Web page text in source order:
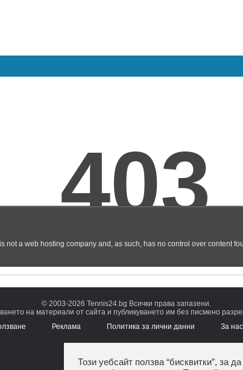
© 2003-2026 Tennis24.bg Всички права запазени.
на материали от сайта и публикуването им без писмено
Реклама Политика за лични данни За нас
Този уебсайт ползва “бисквитки”, за